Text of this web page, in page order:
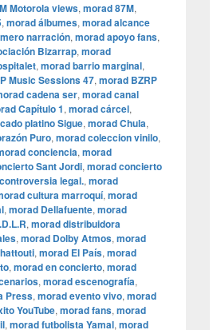
Motorola views, morad 87M,
, morad álbumes, morad alcance
narración, morad apoyo fans,
Bizarrap, morad
, morad barrio marginal,
Music Sessions 47, morad BZRP
cadena ser, morad canal
Capítulo 1, morad cárcel,
platino Sigue, morad Chula,
Puro, morad coleccion vinilo,
conciencia, morad
Sant Jordi, morad concierto
legal., morad
cultura marroquí, morad
, morad Dellafuente, morad
, morad distribuidora
, morad Dolby Atmos, morad
, morad El País, morad
, morad en concierto, morad
, morad escenografía,
Press, morad evento vivo, morad
YouTube, morad fans, morad
, morad futbolista Yamal, morad